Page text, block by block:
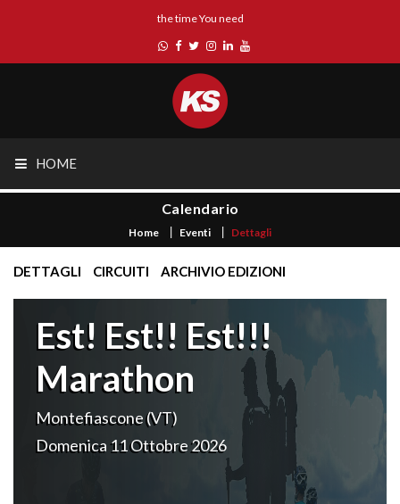
the time You need
HOME
Calendario
Home Eventi Dettagli
DETTAGLI CIRCUITI ARCHIVIO EDIZIONI
Est! Est!! Est!!!
Marathon
Montefiascone (VT)
Domenica 11 Ottobre 2026